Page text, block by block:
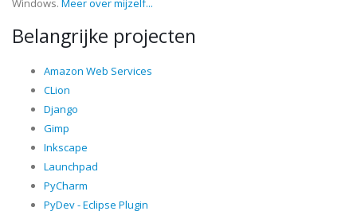
Windows. Meer over mijzelf...
Belangrijke projecten
Amazon Web Services
CLion
Django
Gimp
Inkscape
Launchpad
PyCharm
PyDev - Eclipse Plugin